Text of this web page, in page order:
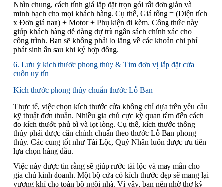
Nhìn chung, cách tính giá lắp đặt trọn gói rất đơn giản và
minh bạch cho mọi khách hàng. Cụ thể, Giá tổng = (Diện tích
x Đơn giá nan) + Motor + Phụ kiện đi kèm. Công thức này
giúp khách hàng dễ dàng dự trù ngân sách chính xác cho
công trình. Bạn sẽ không phải lo lắng về các khoản chi phí
phát sinh ẩn sau khi ký hợp đồng.
6. Lưu ý kích thước phong thủy & Tìm đơn vị lắp đặt cửa
cuốn uy tín
Kích thước phong thủy chuẩn thước Lỗ Ban
Thực tế, việc chọn kích thước cửa không chỉ dựa trên yêu cầu
kỹ thuật đơn thuần. Nhiều gia chủ cực kỳ quan tâm đến cách
đo kích thước phủ bì và lọt lòng. Cụ thể, kích thước thông
thủy phải được căn chỉnh chuẩn theo thước Lỗ Ban phong
thủy. Các cung tốt như Tài Lộc, Quý Nhân luôn được ưu tiên
lựa chọn hàng đầu.
Việc này được tin rằng sẽ giúp rước tài lộc và may mắn cho
gia chủ kinh doanh. Một bộ cửa có kích thước đẹp sẽ mang lại
vượng khí cho toàn bộ ngôi nhà. Vì vậy, bạn nên nhờ thợ kỹ